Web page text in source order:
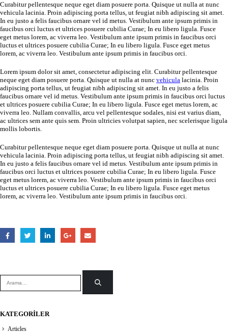
Curabitur pellentesque neque eget diam posuere porta. Quisque ut nulla at nunc
vehicula lacinia. Proin adipiscing porta tellus, ut feugiat nibh adipiscing sit amet.
In eu justo a felis faucibus ornare vel id metus. Vestibulum ante ipsum primis in
faucibus orci luctus et ultrices posuere cubilia Curae; In eu libero ligula. Fusce
eget metus lorem, ac viverra leo. Vestibulum ante ipsum primis in faucibus orci
luctus et ultrices posuere cubilia Curae; In eu libero ligula. Fusce eget metus
lorem, ac viverra leo. Vestibulum ante ipsum primis in faucibus orci.
Lorem ipsum dolor sit amet, consectetur adipiscing elit. Curabitur pellentesque
neque eget diam posuere porta. Quisque ut nulla at nunc vehicula lacinia. Proin
adipiscing porta tellus, ut feugiat nibh adipiscing sit amet. In eu justo a felis
faucibus ornare vel id metus. Vestibulum ante ipsum primis in faucibus orci luctus
et ultrices posuere cubilia Curae; In eu libero ligula. Fusce eget metus lorem, ac
viverra leo. Nullam convallis, arcu vel pellentesque sodales, nisi est varius diam,
ac ultrices sem ante quis sem. Proin ultricies volutpat sapien, nec scelerisque ligula
mollis lobortis.
Curabitur pellentesque neque eget diam posuere porta. Quisque ut nulla at nunc
vehicula lacinia. Proin adipiscing porta tellus, ut feugiat nibh adipiscing sit amet.
In eu justo a felis faucibus ornare vel id metus. Vestibulum ante ipsum primis in
faucibus orci luctus et ultrices posuere cubilia Curae; In eu libero ligula. Fusce
eget metus lorem, ac viverra leo. Vestibulum ante ipsum primis in faucibus orci
luctus et ultrices posuere cubilia Curae; In eu libero ligula. Fusce eget metus
lorem, ac viverra leo. Vestibulum ante ipsum primis in faucibus orci.
KATEGORILER
Articles